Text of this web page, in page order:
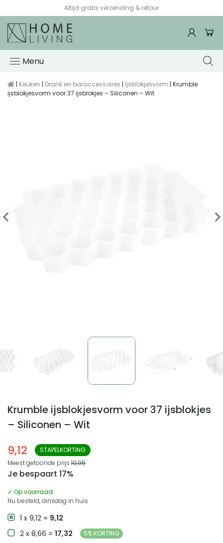
Altijd gratis verzending & retour
Menu
| Keuken | Drank en baraccessoires | Ijsblokjesvorm | Krumble
ijsblokjesvorm voor 37 ijsblokjes – Siliconen – Wit
Krumble ijsblokjesvorm voor 37 ijsblokjes
– Siliconen – Wit
9,12
STAPELKORTING
Meest getoonde prijs 10,95
Je bespaart 17%
✓ Op voorraad
Nu besteld, dinsdag in huis
1 x 9,12 = 9,12
2 x 8,66 = 17,32 5% KORTING